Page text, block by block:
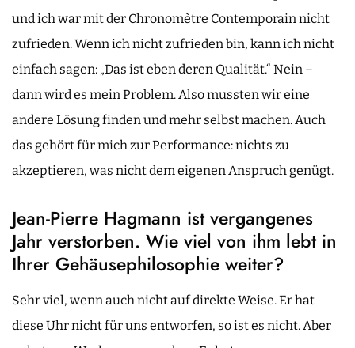
und ich war mit der Chronomètre Contemporain nicht
zufrieden. Wenn ich nicht zufrieden bin, kann ich nicht
einfach sagen: „Das ist eben deren Qualität.“ Nein –
dann wird es mein Problem. Also mussten wir eine
andere Lösung finden und mehr selbst machen. Auch
das gehört für mich zur Performance: nichts zu
akzeptieren, was nicht dem eigenen Anspruch genügt.
Jean-Pierre Hagmann ist vergangenes
Jahr verstorben. Wie viel von ihm lebt in
Ihrer Gehäusephilosophie weiter?
Sehr viel, wenn auch nicht auf direkte Weise. Er hat
diese Uhr nicht für uns entworfen, so ist es nicht. Aber